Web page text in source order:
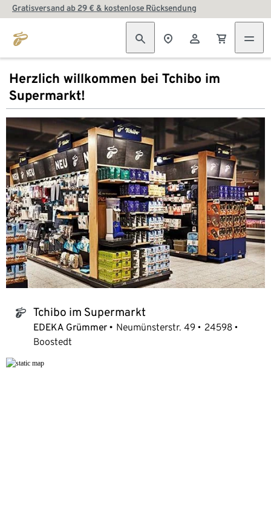
Gratisversand ab 29 € & kostenlose Rücksendung
Herzlich willkommen bei Tchibo im
Supermarkt!
tchibo_logo Tchibo im Supermarkt
EDEKA Grümmer Neumünsterstr. 49
24598
Boostedt